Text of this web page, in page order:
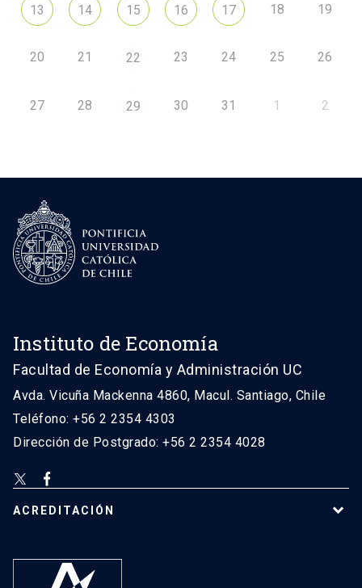
13 14 15 16 17 18 19
20 21 22 23 24 25 26
27 28 29 30 31 1 2
Instituto de Economía
Facultad de Economía y Administración UC
Avda. Vicuña Mackenna 4860, Macul. Santiago, Chile
Teléfono: +56 2 2354 4303
Dirección de Postgrado: +56 2 2354 4028
ACREDITACIÓN